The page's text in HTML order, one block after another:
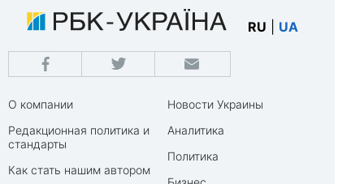
RU UA
О компании
Редакционная политика и
стандарты
Как стать нашим автором
Новости Украины
Аналитика
Политика